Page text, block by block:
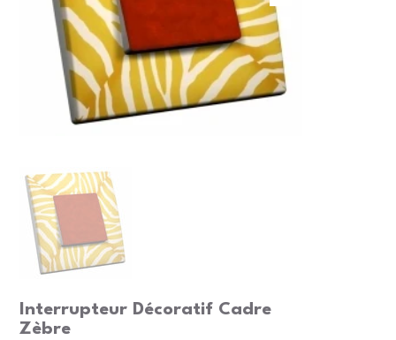
Interrupteur Décoratif Cadre
Zèbre